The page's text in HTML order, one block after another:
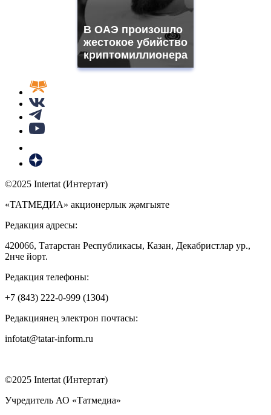
В ОАЭ произошло
жестокое убийство
криптомиллионера
©2025 Intertat (Интертат)
«ТАТМЕДИА» акционерлык җәмгыяте
Редакция адресы:
420066, Татарстан Республикасы, Казан, Декабристлар ур.,
2нче йорт.
Редакция телефоны:
+7 (843) 222-0-999 (1304)
Редакциянең электрон почтасы:
infotat@tatar-inform.ru
©2025 Intertat (Интертат)
Учредитель АО «Татмедиа»